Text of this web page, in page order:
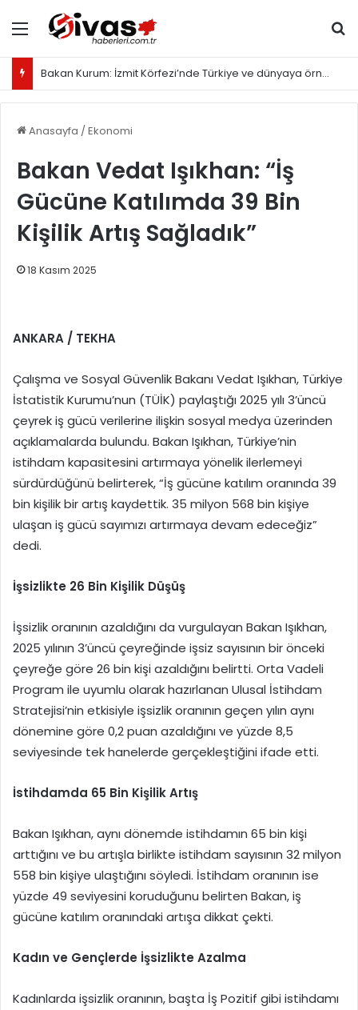
Menü
Bakan Kurum: İzmit Körfezi’nde Türkiye ve dünyaya örnek olacak proje yürütüyoruz
Anasayfa / Ekonomi
Bakan Vedat Işıkhan: “İş
Gücüne Katılımda 39 Bin
Kişilik Artış Sağladık”
18 Kasım 2025
ANKARA / TEKHA
Çalışma ve Sosyal Güvenlik Bakanı Vedat Işıkhan, Türkiye
İstatistik Kurumu’nun (TÜİK) paylaştığı 2025 yılı 3’üncü
çeyrek iş gücü verilerine ilişkin sosyal medya üzerinden
açıklamalarda bulundu. Bakan Işıkhan, Türkiye’nin
istihdam kapasitesini artırmaya yönelik ilerlemeyi
sürdürdüğünü belirterek, “İş gücüne katılım oranında 39
bin kişilik bir artış kaydettik. 35 milyon 568 bin kişiye
ulaşan iş gücü sayımızı artırmaya devam edeceğiz”
dedi.
İşsizlikte 26 Bin Kişilik Düşüş
İşsizlik oranının azaldığını da vurgulayan Bakan Işıkhan,
2025 yılının 3’üncü çeyreğinde işsiz sayısının bir önceki
çeyreğe göre 26 bin kişi azaldığını belirtti. Orta Vadeli
Program ile uyumlu olarak hazırlanan Ulusal İstihdam
Stratejisi’nin etkisiyle işsizlik oranının geçen yılın aynı
dönemine göre 0,2 puan azaldığını ve yüzde 8,5
seviyesinde tek hanelerde gerçekleştiğini ifade etti.
İstihdamda 65 Bin Kişilik Artış
Bakan Işıkhan, aynı dönemde istihdamın 65 bin kişi
arttığını ve bu artışla birlikte istihdam sayısının 32 milyon
558 bin kişiye ulaştığını söyledi. İstihdam oranının ise
yüzde 49 seviyesini koruduğunu belirten Bakan, iş
gücüne katılım oranındaki artışa dikkat çekti.
Kadın ve Gençlerde İşsizlikte Azalma
Kadınlarda işsizlik oranının, başta İş Pozitif gibi istihdamı